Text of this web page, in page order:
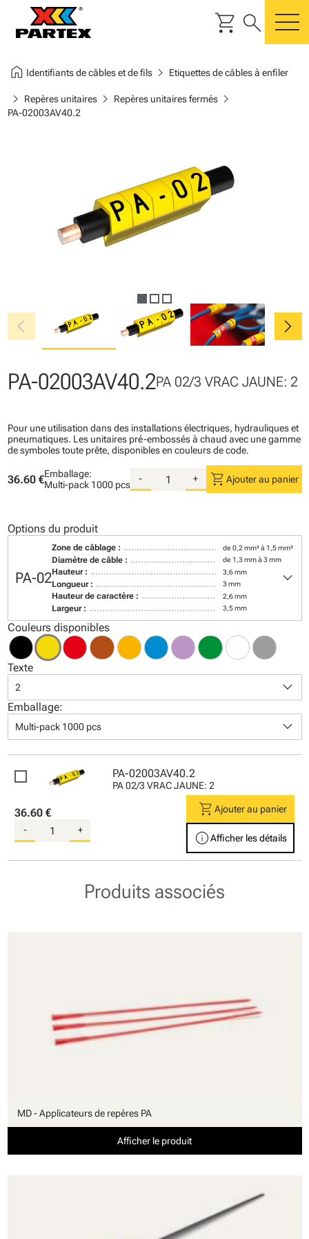
shopping_cart search
home Identifiants de câbles et de filschevron_right Etiquettes de câbles à enfiler
chevron_right Repères unitaireschevron_right Repères unitaires ferméschevron_right
PA-02003AV40.2
chevron_left chevron_right
PA-02003AV40.2PA 02/3 VRAC JAUNE: 2
Pour une utilisation dans des installations électriques, hydrauliques et
pneumatiques. Les unitaires pré-embossés à chaud avec une gamme
de symboles toute prête, disponibles en couleurs de code.
36.60 €Emballage:
Multi-pack 1000 pcs
- + shopping_cart Ajouter au panier
Options du produit
PA-02
Zone de câblage : de 0,2 mm² à 1,5 mm²
Diamètre de câble : de 1,3 mm à 3 mm
Hauteur : 3,6 mm
Longueur : 3 mm
Hauteur de caractère : 2,6 mm
Largeur : 3,5 mm
keyboard_arrow_down
Couleurs disponibles
Texte
2 keyboard_arrow_down
Emballage:
Multi-pack 1000 pcs keyboard_arrow_down
PA-02003AV40.2
PA 02/3 VRAC JAUNE: 2
36.60 €
- +
shopping_cart Ajouter au panier
infoAfficher les détails
Produits associés
MD - Applicateurs de repères PA
Afficher le produit